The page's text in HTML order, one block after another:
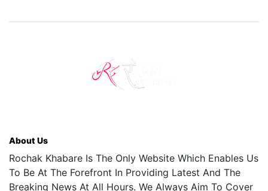
About Us
Rochak Khabare Is The Only Website Which Enables Us
To Be At The Forefront In Providing Latest And The
Breaking News At All Hours. We Always Aim To Cover